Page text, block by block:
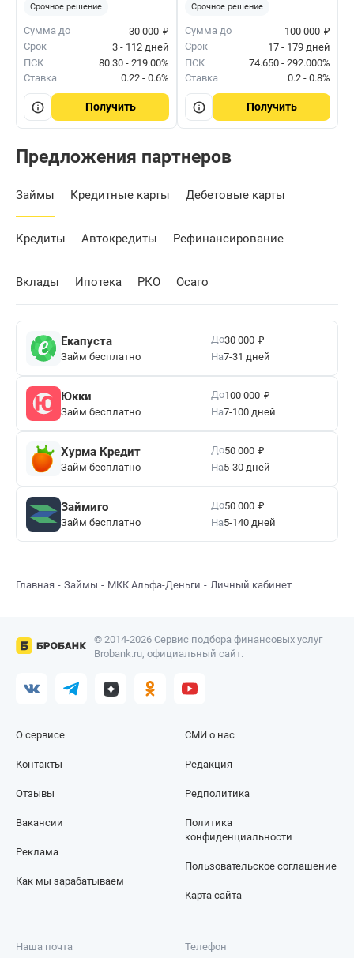
Срочное решение
Сумма до 30 000 ₽
Срок
3 - 112 дней
ПСК
80.30 - 219.00%
Ставка
0.22 - 0.6%
Получить
Срочное решение
Сумма до 100 000 ₽
Срок
17 - 179 дней
ПСК
74.650 - 292.000%
Ставка
0.2 - 0.8%
Получить
Предложения партнеров
Займы Кредитные карты Дебетовые карты
Кредиты Автокредиты Рефинансирование
Вклады Ипотека РКО Осаго
Екапуста
Займ бесплатно
До30 000 ₽
На7-31 дней
Юкки
Займ бесплатно
До100 000 ₽
На7-100 дней
Хурма Кредит
Займ бесплатно
До50 000 ₽
На5-30 дней
Займиго
Займ бесплатно
До50 000 ₽
На5-140 дней
Главная Займы МКК Альфа-Деньги Личный кабинет
© 2014-2026 Сервис подбора финансовых услуг
Brobank.ru, официальный сайт.
О сервисе
Контакты
Отзывы
СМИ о нас
Редакция
Редполитика
Вакансии
Реклама
Как мы зарабатываем
Политика
конфиденциальности
Пользовательское соглашение
Карта сайта
Наша почта Телефон